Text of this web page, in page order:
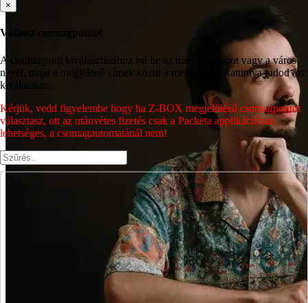
×
Válassz csomagpontot
A csomagpont kiválasztásához írd be az irányítószámot vagy a város
nevét, majd a megjelenő címek közül a megfelelőre kattintva tudod azt
kiválasztani.
Kérjük, vedd figyelembe hogy ha Z-BOX megjelölésű csomagpontot
választasz, ott az utánvétes fizetés csak a Packeta applikációban
lehetséges, a csomagautomatánál nem!